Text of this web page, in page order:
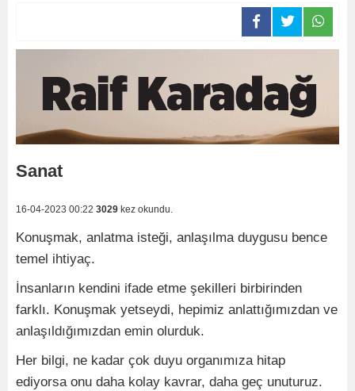
Sanat
16-04-2023 00:22 3029 kez okundu.
Konuşmak, anlatma isteği, anlaşılma duygusu bence
temel ihtiyaç.
İnsanların kendini ifade etme şekilleri birbirinden
farklı. Konuşmak yetseydi, hepimiz anlattığımızdan ve
anlaşıldığımızdan emin olurduk.
Her bilgi, ne kadar çok duyu organımıza hitap
ediyorsa onu daha kolay kavrar, daha geç unuturuz.